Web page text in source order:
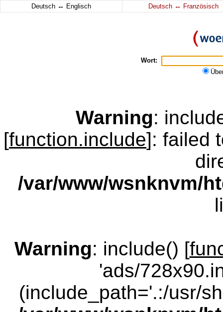
Deutsch ↔ Englisch Deutsch ↔ Französisch
Wort:
Warning:
[function.include]: failed
/var/www/wsnknvm/
Warning: include() [
'ads/
(include_path='.:/usr/